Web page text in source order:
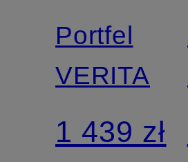
Portfel
VERITAS
1 439 zł